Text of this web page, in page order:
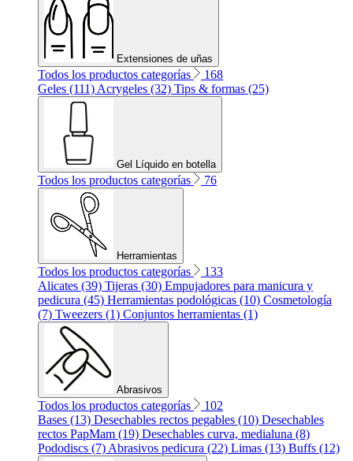
Extensiones de uñas
Todos los productos categorías
168
Geles (111) Acrygeles (32) Tips & formas (25)
Gel Líquido en botella
Todos los productos categorías 76
Herramientas
Todos los productos categorías
133
Alicates (39) Tijeras (30) Empujadores para manicura y
pedicura (45) Herramientas podológicas (10) Cosmetología
(7) Tweezers (1) Conjuntos herramientas (1)
Abrasivos
Todos los productos categorías
102
Bases (13) Desechables rectos pegables (10) Desechables
rectos PapMam (19) Desechables curva, medialuna (8)
Pododiscs (7) Abrasivos pedicura (22) Limas (13) Buffs (12)